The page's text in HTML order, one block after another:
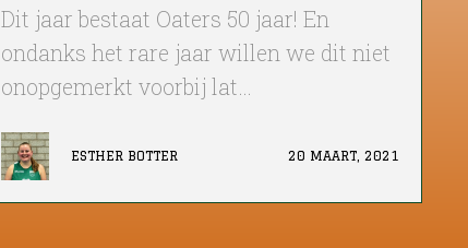
Dit jaar bestaat Oaters 50 jaar! En
ondanks het rare jaar willen we dit niet
onopgemerkt voorbij lat…
ESTHER BOTTER 20 MAART, 2021